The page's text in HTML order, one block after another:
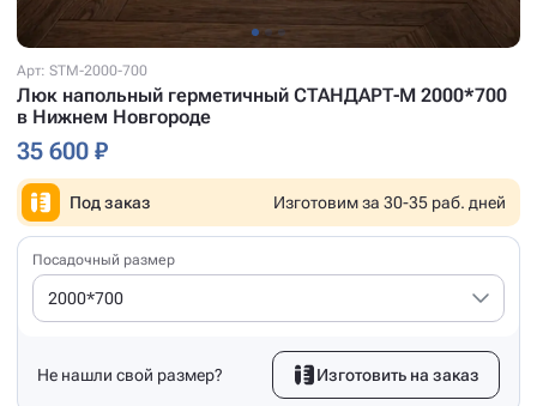
Арт: STM-2000-700
Люк напольный герметичный СТАНДАРТ-М 2000*700
в Нижнем Новгороде
35 600 ₽
Под заказ Изготовим за 30-35 раб. дней
Посадочный размер
2000*700
Не нашли свой размер? Изготовить на заказ